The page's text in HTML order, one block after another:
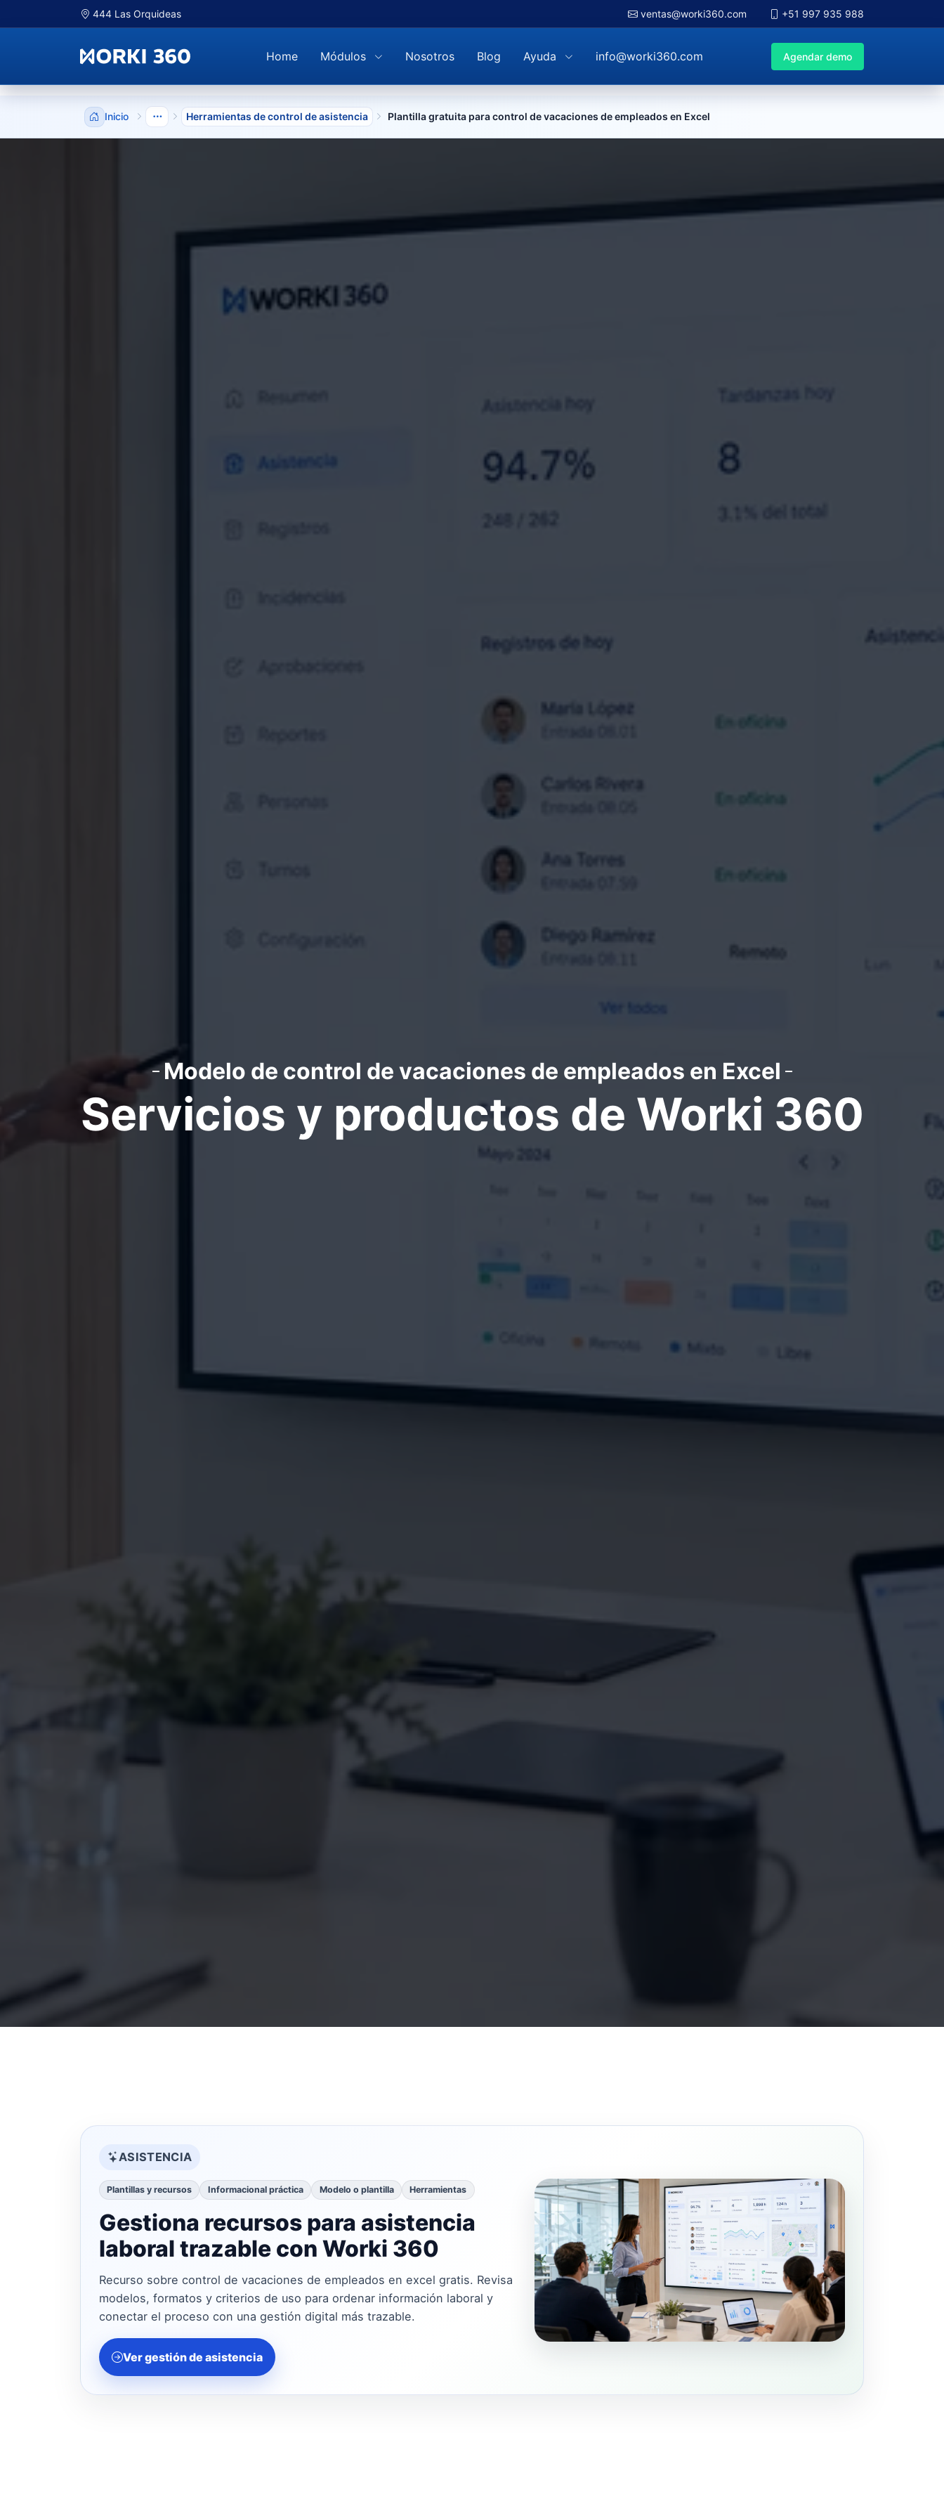
444 Las Orquideas ventas@worki360.com +51 997 935 988
Home Módulos Nosotros Blog Ayuda info@worki360.com Agendar demo
Inicio Mostrar niveles anteriores
Herramientas de control de asistencia Plantilla gratuita para control de vacaciones de empleados en Excel
Modelo de control de vacaciones de empleados en Excel
Servicios y productos de Worki 360
ASISTENCIA
Plantillas y recursos Informacional práctica Modelo o plantilla Herramientas
Gestiona recursos para asistencia
laboral trazable con Worki 360
Recurso sobre control de vacaciones de empleados en excel gratis. Revisa
modelos, formatos y criterios de uso para ordenar información laboral y
conectar el proceso con una gestión digital más trazable.
Ver gestión de asistencia